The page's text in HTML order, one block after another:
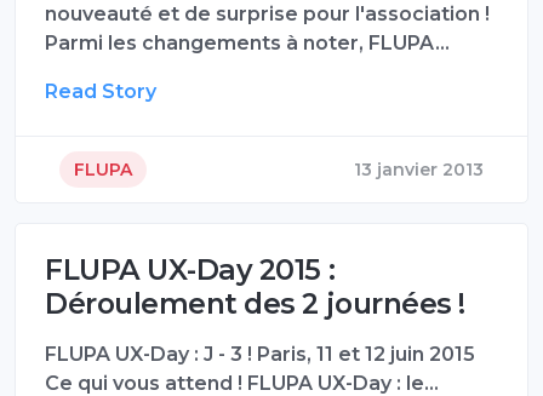
nouveauté et de surprise pour l'association !
Parmi les changements à noter, FLUPA…
Read Story
FLUPA 13 janvier 2013
FLUPA UX-Day 2015 :
Déroulement des 2 journées !
FLUPA UX-Day : J - 3 ! Paris, 11 et 12 juin 2015
Ce qui vous attend ! FLUPA UX-Day : le…